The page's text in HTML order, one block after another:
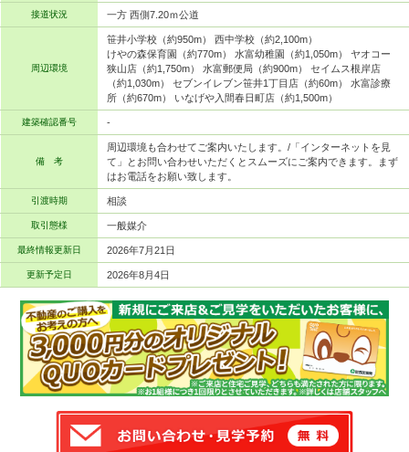
接道状況 一方 西側7.20ｍ公道
周辺環境
笹井小学校（約950m） 西中学校（約2,100m）
けやの森保育園（約770m） 水富幼稚園（約1,050m） ヤオコー
狭山店（約1,750m） 水富郵便局（約900m） セイムス根岸店
（約1,030m） セブンイレブン笹井1丁目店（約60m） 水富診療
所（約670m） いなげや入間春日町店（約1,500m）
建築確認番号 -
備 考
周辺環境も合わせてご案内いたします。/「インターネットを見
て」とお問い合わせいただくとスムーズにご案内できます。まず
はお電話をお願い致します。
引渡時期 相談
取引態様 一般媒介
最終情報更新日 2026年7月21日
更新予定日 2026年8月4日